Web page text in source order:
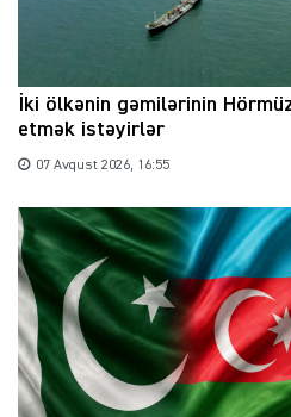
İki ölkənin gəmilərinin
etmək istəyirlər
07 Avqust 2026, 16:55